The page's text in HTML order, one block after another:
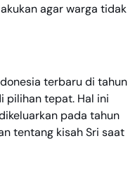
agar warga tidak
terbaru di tahun
pilihan tepat. Hal ini
pada tahun
tentang kisah Sri saat